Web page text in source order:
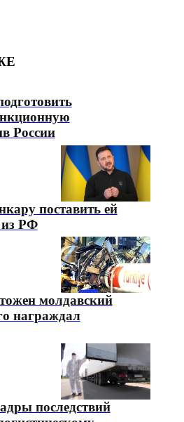
России
поставить ей
из РФ
молдавский
награждал
последствий